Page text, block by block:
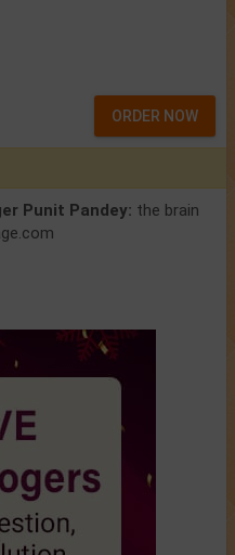
ORDER NOW
Punit Pandey: the brain